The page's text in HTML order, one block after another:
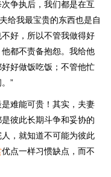
争执后，我们都是在互
给我最宝贵的东西也是自
好，所以不管我做得好
都不责备抱怨。我给他
好做饭吃饭；不管他忙
”
难能可贵！其实，夫妻
彼此长期斗争和妥协的
，就知道不可能为彼此
优点一样习惯缺点，而不